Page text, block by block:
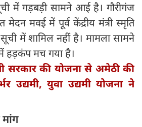
में गड़बड़ी सामने आई है। गौरीगंज
मेदन मवई में पूर्व केंद्रीय मंत्री स्मृति
में शामिल नहीं है। मामला सामने
हड़कंप मच गया है।
सरकार की योजना से अमेठी की
उद्यमी, युवा उद्यमी योजना ने